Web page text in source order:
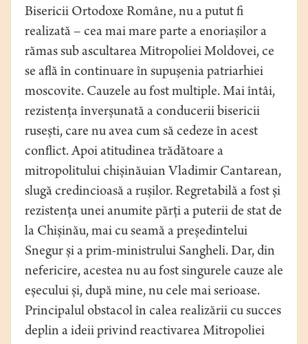
Bisericii Ortodoxe Române, nu a putut fi
realizată – cea mai mare parte a enoriașilor a
rămas sub ascultarea Mitropoliei Moldovei, ce
se află în continuare în supușenia patriarhiei
moscovite. Cauzele au fost multiple. Mai întâi,
rezistența înverșunată a conducerii bisericii
rusești, care nu avea cum să cedeze în acest
conflict. Apoi atitudinea trădătoare a
mitropolitului chișinăuian Vladimir Cantarean,
slugă credincioasă a rușilor. Regretabilă a fost și
rezistența unei anumite părți a puterii de stat de
la Chișinău, mai cu seamă a președintelui
Snegur și a prim-ministrului Sangheli. Dar, din
nefericire, acestea nu au fost singurele cauze ale
eșecului și, după mine, nu cele mai serioase.
Principalul obstacol în calea realizării cu succes
deplin a ideii privind reactivarea Mitropoliei